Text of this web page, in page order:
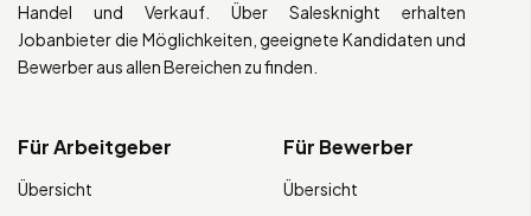
Handel und Verkauf. Über Salesknight erhalten
Jobanbieter die Möglichkeiten, geeignete Kandidaten und
Bewerber aus allen Bereichen zu finden.
Für Arbeitgeber
Übersicht
Für Bewerber
Übersicht